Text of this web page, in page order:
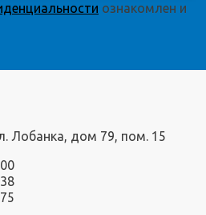
ознакомлен и
Лобанка, дом 79, пом. 15